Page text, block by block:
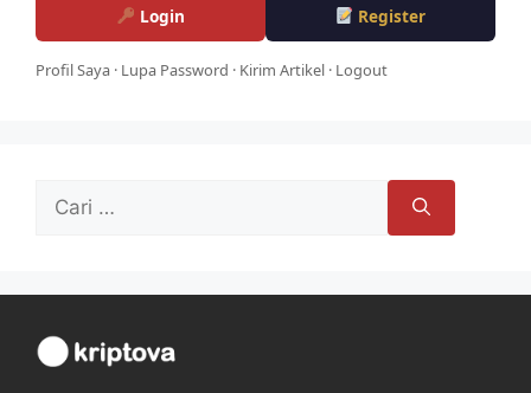
Login Register
Profil Saya · Lupa Password · Kirim Artikel · Logout
untuk: